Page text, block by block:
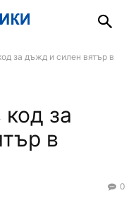
за дъжд и силен вятър в
за
в
0